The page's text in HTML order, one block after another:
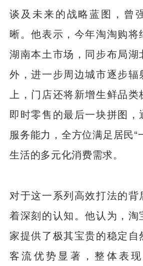
谈及未来的战略蓝图，曾
晰。他表示，今年淘淘购将
湖南本土市场，同步布局湖
外，进一步周边城市逐步辐
上，门店还将新增生鲜品类
即时零售的最后一块拼图
服务能力，全方位满足居民“
生活的多元化消费需求。
对于这一系列高效打法的
着深刻的认知。他认为，淘
家提供了极其宝贵的稳定
客流优势显著，整体表